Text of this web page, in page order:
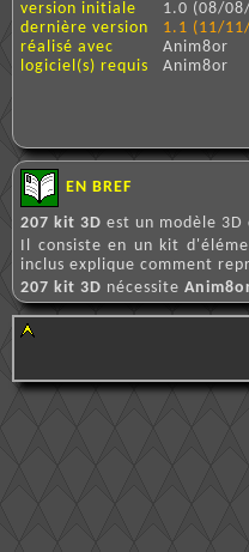
version initiale
1.0 (08/
dernière version
1.1 (11/
réalisé avec
Anim8or
logiciel(s) requis
Anim8or
EN BREF
207 kit 3D est un modèle
Il consiste en un kit
inclus explique comment
207 kit 3D nécessite